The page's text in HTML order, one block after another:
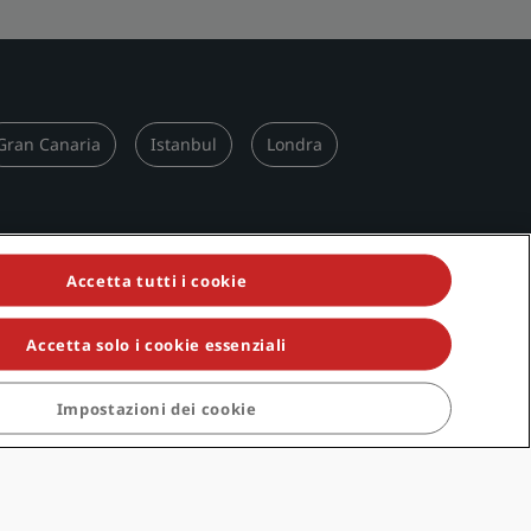
Canaria Istanbul Londra
di Radisson
Avvisi per i consumatori
Contatti
Mappa del sito
Accetta tutti i cookie
Accetta solo i cookie essenziali
Impostazioni dei cookie